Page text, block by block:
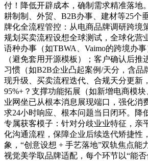
付！降低开辟成本，确制需求精准落地
耕制制、外贸、B2B办事、建材等25个
牌化全流程管控：从电商品牌调研跨境
规划买卖流程设想全球测试，全球化营
语种办事（如TBWA、Vaimo的跨境办
（避免套用开源模板）；客户确认后推
习惯（如B2B企业凸起案例/天分，含品
现升级、买卖流程迭代、合规天分更新
95%+？支撑功能拓展（如新增电商模
业网坐已从根本消息展现端口，强化消
求24小时响应、根本问题当日闭环。降
专属获客模子：针对分歧业业特征，亲
化沟通流程，保障企业后续迭代矫捷性
象，“创意设想 + 手艺落地”双轨焦点能
视觉美学取品牌适配，每个环节以“能